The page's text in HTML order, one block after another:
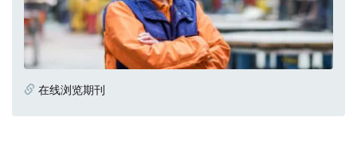
在线浏览期刊